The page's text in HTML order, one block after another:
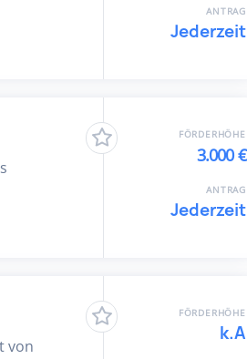
ANTRAG
Jederzeit
FÖRDERHÖHE
3.000 €
ANTRAG
Jederzeit
von
FÖRDERHÖHE
k.A